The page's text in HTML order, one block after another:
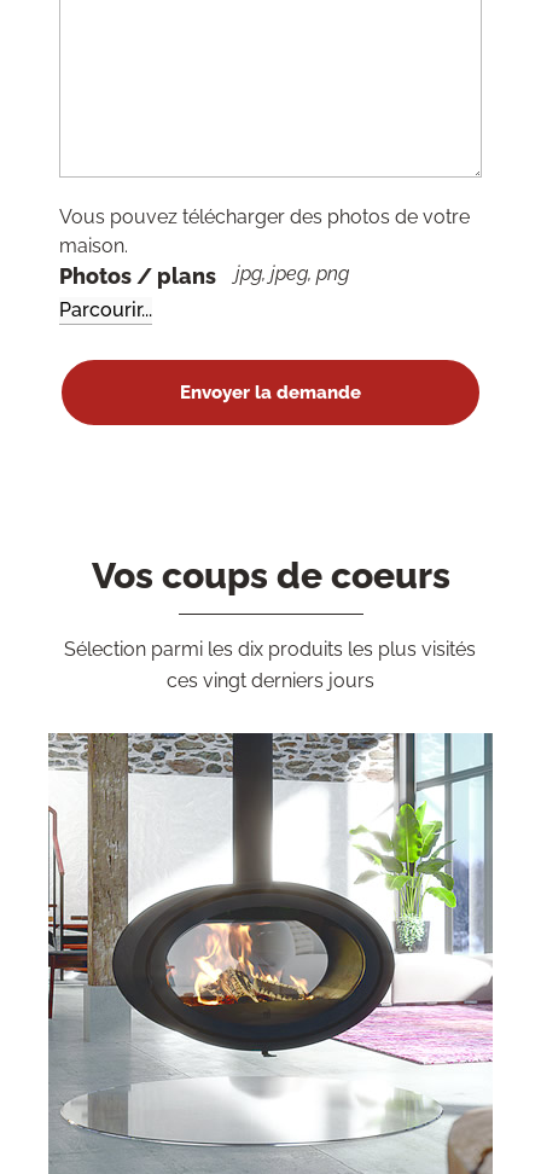
Vous pouvez télécharger des photos de votre
maison.
Photos / plans jpg, jpeg, png
Vos coups de coeurs
Sélection parmi les dix produits les plus visités
ces vingt derniers jours